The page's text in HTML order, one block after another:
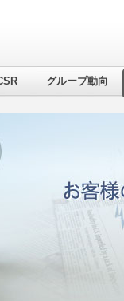
グループ動向